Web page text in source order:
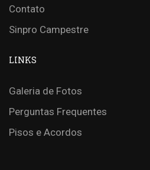
Contato
Sinpro Campestre
LINKS
Galeria de Fotos
Perguntas Frequentes
Pisos e Acordos